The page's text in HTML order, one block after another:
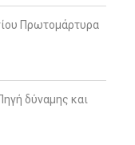
Πρωτομάρτυρα
δύναμης και